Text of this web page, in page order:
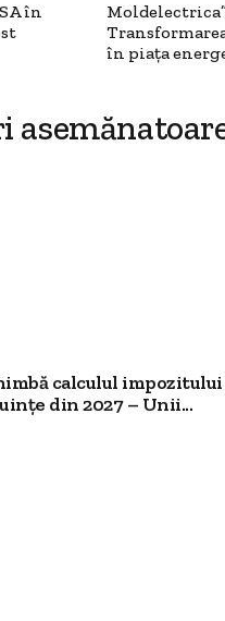
în
în piața
calculul impozitului
din 2027 – Unii...